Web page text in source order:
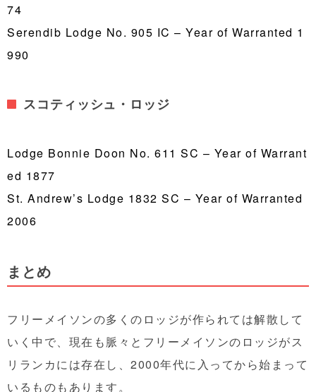
74
Serendib Lodge No. 905 IC – Year of Warranted 1
990
スコティッシュ・ロッジ
Lodge Bonnie Doon No. 611 SC – Year of Warrant
ed 1877
St. Andrew’s Lodge 1832 SC – Year of Warranted
2006
まとめ
フリーメイソンの多くのロッジが作られては解散して
いく中で、現在も脈々とフリーメイソンのロッジがス
リランカには存在し、2000年代に入ってから始まって
いるものもあります。